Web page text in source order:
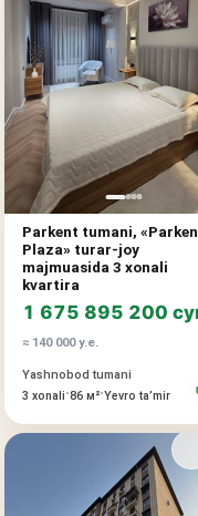
Maydoni: 125,28 m²
Blok: 2-1
Topsirish muddati: 2027
Narxi: so'm
Katta oila va qulay
rejalashtirilgan keng
xonalari, keng mehmon
oilaviy dam olish
Afzalliklari:
quruvchidan to'g'ridan-
zamonaviy turar-joy
keng va likvid maydon
yashash va investitsiya
bo'lib to'lash mavjud
ipoteka mumkin
Parkent tumani,
Plaza» turar-joy
majmuasida 3 xonali
kvartira
1 675 895 200
≈ 140 000 у.е.
Yashnobod tumani
3 xonali•86 м²•Yevro taʼmir